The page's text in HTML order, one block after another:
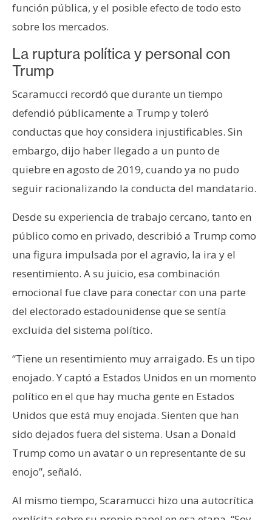
función pública, y el posible efecto de todo esto
sobre los mercados.
La ruptura política y personal con
Trump
Scaramucci recordó que durante un tiempo
defendió públicamente a Trump y toleró
conductas que hoy considera injustificables. Sin
embargo, dijo haber llegado a un punto de
quiebre en agosto de 2019, cuando ya no pudo
seguir racionalizando la conducta del mandatario.
Desde su experiencia de trabajo cercano, tanto en
público como en privado, describió a Trump como
una figura impulsada por el agravio, la ira y el
resentimiento. A su juicio, esa combinación
emocional fue clave para conectar con una parte
del electorado estadounidense que se sentía
excluida del sistema político.
“Tiene un resentimiento muy arraigado. Es un tipo
enojado. Y captó a Estados Unidos en un momento
político en el que hay mucha gente en Estados
Unidos que está muy enojada. Sienten que han
sido dejados fuera del sistema. Usan a Donald
Trump como un avatar o un representante de su
enojo”, señaló.
Al mismo tiempo, Scaramucci hizo una autocrítica